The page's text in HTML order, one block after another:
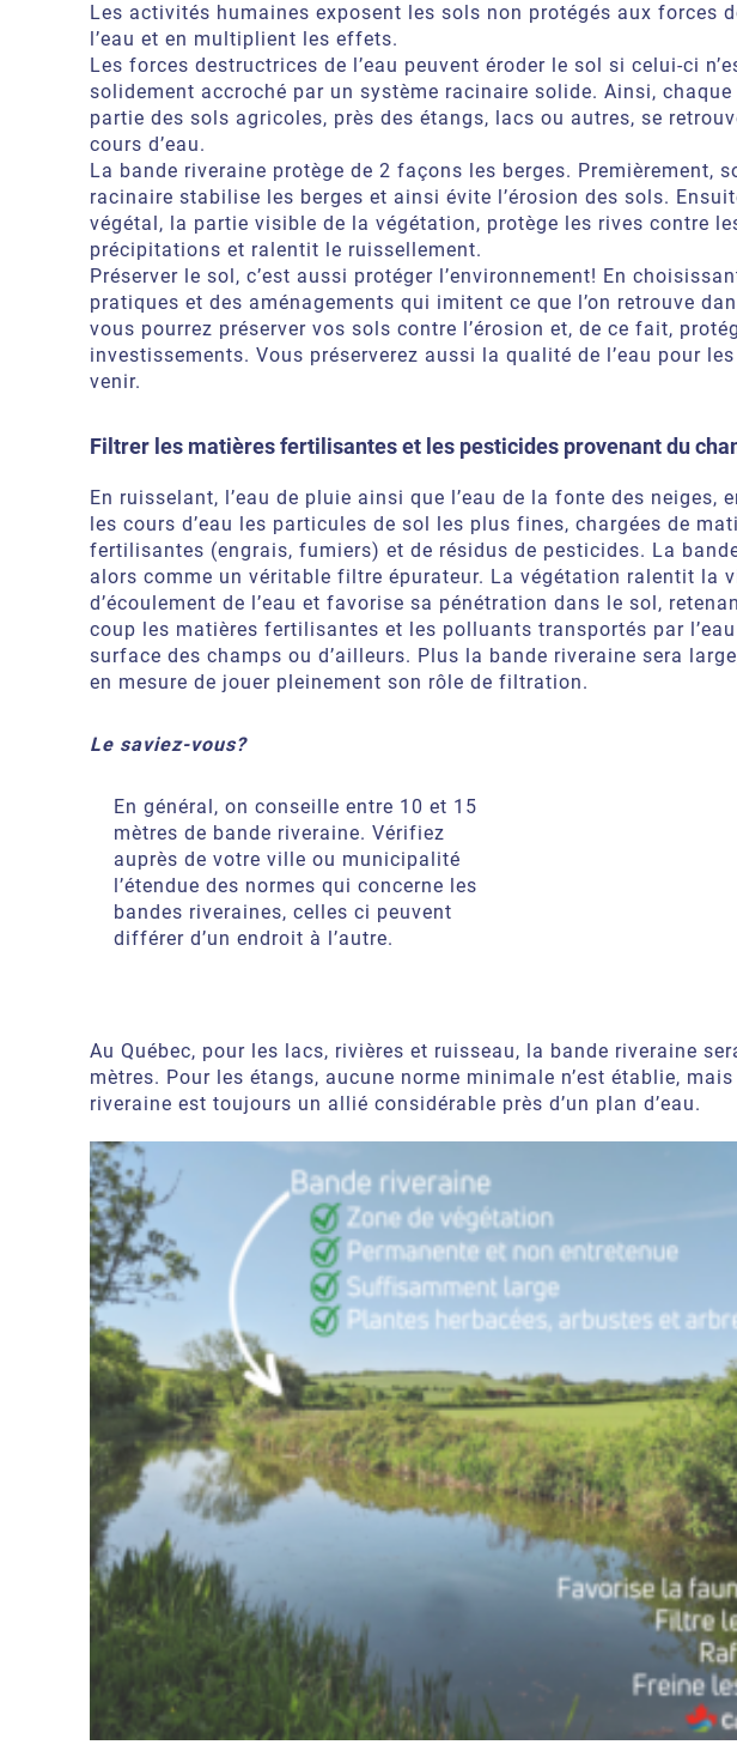
Les activités humaines exposent les sols non protégés aux forces
l’eau et en multiplient les effets.
Les forces destructrices de l’eau peuvent éroder le sol si celui-ci
solidement accroché par un système racinaire solide. Ainsi, chaque
partie des sols agricoles, près des étangs, lacs ou autres, se
cours d’eau.
La bande riveraine protège de 2 façons les berges. Premièrement,
racinaire stabilise les berges et ainsi évite l’érosion des sols.
végétal, la partie visible de la végétation, protège les rives contre
précipitations et ralentit le ruissellement.
Préserver le sol, c’est aussi protéger l’environnement! En
pratiques et des aménagements qui imitent ce que l’on retrouve
vous pourrez préserver vos sols contre l’érosion et, de ce fait,
investissements. Vous préserverez aussi la qualité de l’eau pour
venir.
Filtrer les matières fertilisantes et les pesticides provenant du
En ruisselant, l’eau de pluie ainsi que l’eau de la fonte des neiges,
les cours d’eau les particules de sol les plus fines, chargées de
fertilisantes (engrais, fumiers) et de résidus de pesticides. La
alors comme un véritable filtre épurateur. La végétation ralentit la
d’écoulement de l’eau et favorise sa pénétration dans le sol,
coup les matières fertilisantes et les polluants transportés par
surface des champs ou d’ailleurs. Plus la bande riveraine sera
en mesure de jouer pleinement son rôle de filtration.
Le saviez-vous?
En général, on conseille entre 10 et 15
mètres de bande riveraine. Vérifiez
auprès de votre ville ou municipalité
l’étendue des normes qui concerne les
bandes riveraines, celles ci peuvent
différer d’un endroit à l’autre.
Au Québec, pour les lacs, rivières et ruisseau, la bande riveraine
mètres. Pour les étangs, aucune norme minimale n’est établie,
riveraine est toujours un allié considérable près d’un plan d’eau.